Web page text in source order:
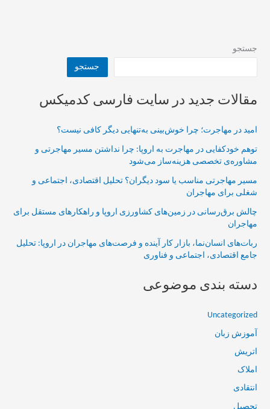
جستجو
جستجو
مقالات جدید در سایت فارسی کدمیکس
امید در مهاجرت؛ چرا خوش‌بینی به‌تنهایی دیگر کافی نیست؟
توهم خودکفایی در مهاجرت به اروپا: چرا نداشتن مسیر مهاجرتی و
مشاوره‌ی تخصصی هزینه‌ساز می‌شود
مسیر مهاجرتی مناسب یا سود دیگران؟ تحلیل اقتصادی، اجتماعی و
شغلی برای مهاجران
چالش برق‌رسانی در زمین‌های کشاورزی اروپا و راهکارهای مستقل برای
مهاجران
ربات‌های انسان‌نما، بازار کار آینده و فرصت‌های مهاجران در اروپا: تحلیل
جامع اقتصادی، اجتماعی و فناوری
دسته بندی موضوعی
Uncategorized
آموزش زبان
اتریش
املاک
انتقادی
تحصیل